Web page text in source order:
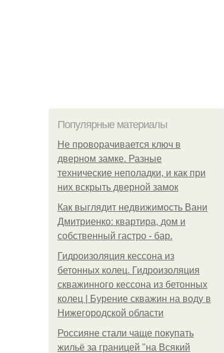
Популярные материалы
Не проворачивается ключ в
дверном замке. Разные
технические неполадки, и как при
них вскрыть дверной замок
Как выглядит недвижимость Вани
Дмитриенко: квартира, дом и
собственный гастро - бар.
Гидроизоляция кессона из
бетонных колец. Гидроизоляция
скважинного кессона из бетонных
колец | Бурение скважин на воду в
Нижегородской области
Россияне стали чаще покупать
жильё за границей "на Всякий